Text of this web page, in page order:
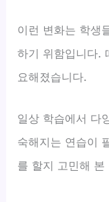
이런 변화는 학생
하기 위함입니다.
요해졌습니다.
일상 학습에서 다
숙해지는 연습이
를 할지 고민해 본